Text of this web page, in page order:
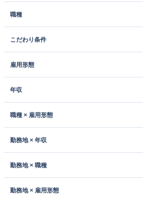
職種
こだわり条件
雇用形態
年収
職種 × 雇用形態
勤務地 × 年収
勤務地 × 職種
勤務地 × 雇用形態